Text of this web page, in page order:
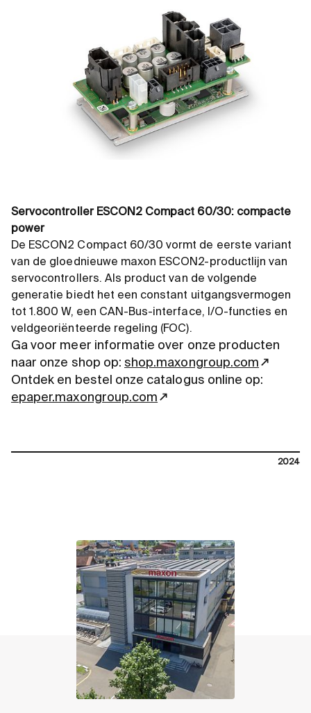
Servocontroller ESCON2 Compact 60/30: compacte
power
De ESCON2 Compact 60/30 vormt de eerste variant
van de gloednieuwe maxon ESCON2-productlijn van
servocontrollers. Als product van de volgende
generatie biedt het een constant uitgangsvermogen
tot 1.800 W, een CAN-Bus-interface, I/O-functies en
veldgeoriënteerde regeling (FOC).
Ga voor meer informatie over onze producten
naar onze shop op: shop.maxongroup.com
Ontdek en bestel onze catalogus online op:
epaper.maxongroup.com
2024
contact